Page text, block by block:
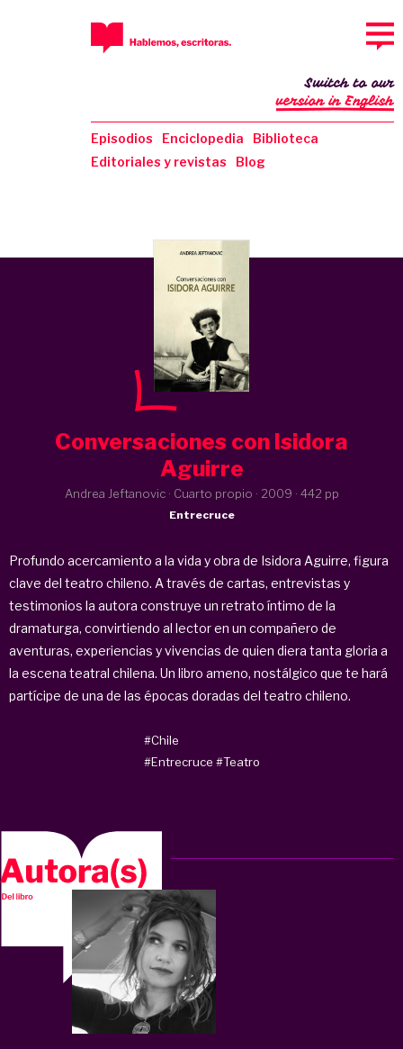
Episodios Enciclopedia
Biblioteca
Editoriales y revistas
Blog
Switch to our
version in English
Conversaciones con Isidora
Aguirre
Andrea Jeftanovic · Cuarto propio · 2009 · 442 pp
Entrecruce
Profundo acercamiento a la vida y obra de Isidora Aguirre, figura
clave del teatro chileno. A través de cartas, entrevistas y
testimonios la autora construye un retrato íntimo de la
dramaturga, convirtiendo al lector en un compañero de
aventuras, experiencias y vivencias de quien diera tanta gloria a
la escena teatral chilena. Un libro ameno, nostálgico que te hará
partícipe de una de las épocas doradas del teatro chileno.
#Chile
#Entrecruce #Teatro